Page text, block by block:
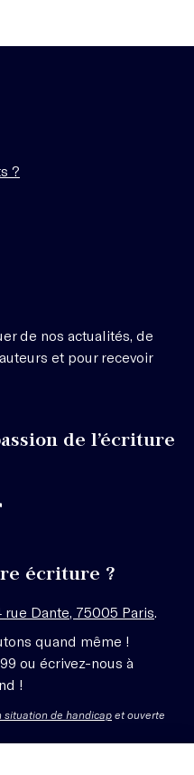
?
de nos actualités, de
et pour recevoir
de l’écriture
écriture ?
rue Dante, 75005 Paris.
quand même !
ou écrivez-nous à
!
situation de handicap et ouverte